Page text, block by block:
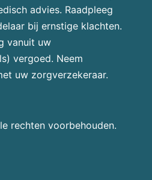
advies. Raadpleeg
bij ernstige klachten.
vanuit uw
vergoed. Neem
uw zorgverzekeraar.
rechten voorbehouden.